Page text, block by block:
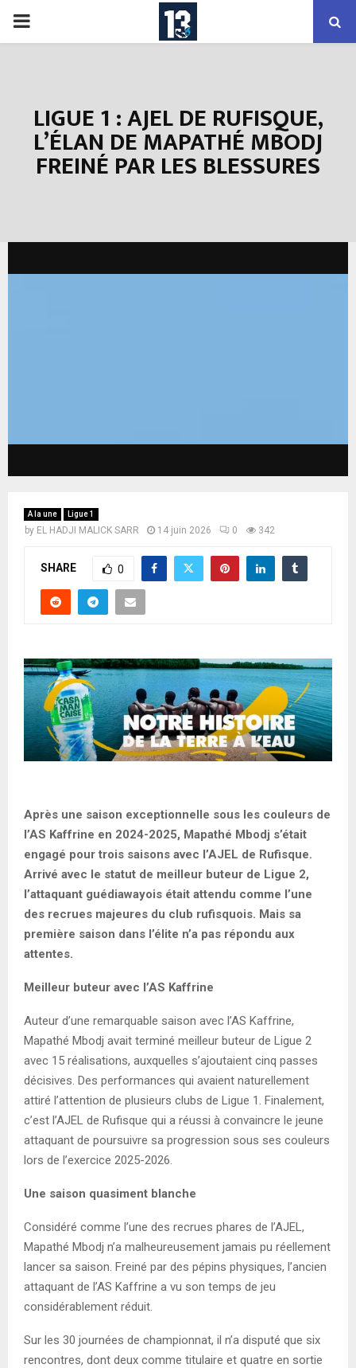
PRIMARY
LIGUE 1 : AJEL DE RUFISQUE,
L’ÉLAN DE MAPATHÉ MBODJ
FREINÉ PAR LES BLESSURES
A la une Ligue 1
by EL HADJI MALICK SARR 14 juin 2026 0 342
SHARE 0
Après une saison exceptionnelle sous les couleurs de
l’AS Kaffrine en 2024-2025, Mapathé Mbodj s’était
engagé pour trois saisons avec l’AJEL de Rufisque.
Arrivé avec le statut de meilleur buteur de Ligue 2,
l’attaquant guédiawayois était attendu comme l’une
des recrues majeures du club rufisquois. Mais sa
première saison dans l’élite n’a pas répondu aux
attentes.
Meilleur buteur avec l’AS Kaffrine
Auteur d’une remarquable saison avec l’AS Kaffrine,
Mapathé Mbodj avait terminé meilleur buteur de Ligue 2
avec 15 réalisations, auxquelles s’ajoutaient cinq passes
décisives. Des performances qui avaient naturellement
attiré l’attention de plusieurs clubs de Ligue 1. Finalement,
c’est l’AJEL de Rufisque qui a réussi à convaincre le jeune
attaquant de poursuivre sa progression sous ses couleurs
lors de l’exercice 2025-2026.
Une saison quasiment blanche
Considéré comme l’une des recrues phares de l’AJEL,
Mapathé Mbodj n’a malheureusement jamais pu réellement
lancer sa saison. Freiné par des pépins physiques, l’ancien
attaquant de l’AS Kaffrine a vu son temps de jeu
considérablement réduit.
Sur les 30 journées de championnat, il n’a disputé que six
rencontres, dont deux comme titulaire et quatre en sortie